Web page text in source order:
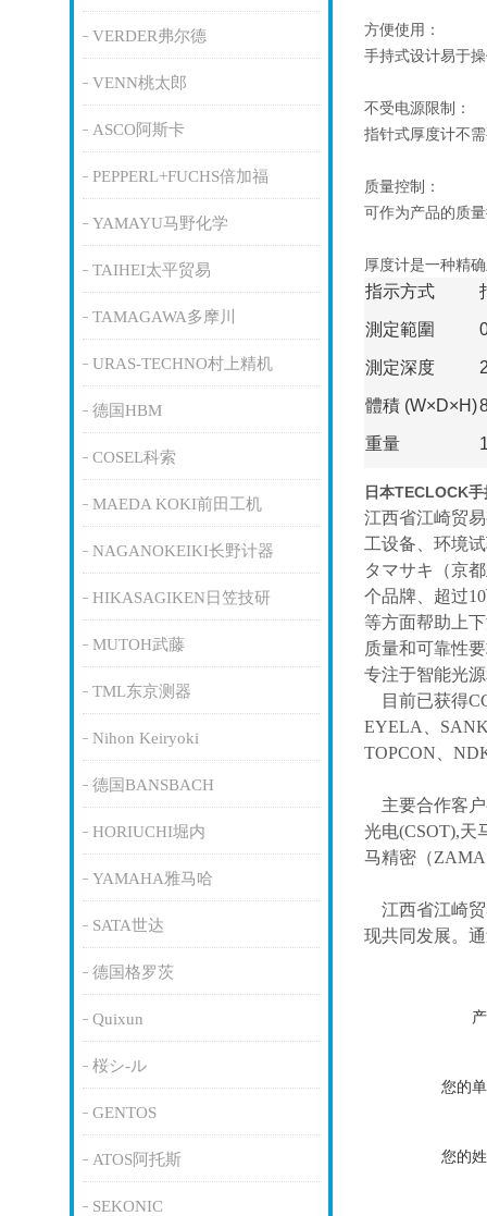
VERDER弗尔德
VENN桃太郎
ASCO阿斯卡
PEPPERL+FUCHS倍加福
YAMAYU马野化学
TAIHEI太平贸易
TAMAGAWA多摩川
URAS-TECHNO村上精机
德国HBM
COSEL科索
MAEDA KOKI前田工机
NAGANOKEIKI长野计器
HIKASAGIKEN日笠技研
MUTOH武藤
TML东京测器
Nihon Keiryoki
德国BANSBACH
HORIUCHI堀内
YAMAHA雅马哈
SATA世达
德国格罗茨
Quixun
桜シ-ル
GENTOS
ATOS阿托斯
SEKONIC
方便使用：
手持式设计易于
不受电源限制：
指针式厚度计不
质量控制：
可作为产品的质
厚度计是一种精
指示方式
測定範圍
測定深度
體積 (W×D×H)
重量
日本TECLOCK
江西省江崎贸
工设备、环境
タマサキ（京
个品牌、超过
等方面帮助上
质量和可靠性
专注于智能光
目前已获得
EYELA、
TOPCON、
主要合作客
光电(CSOT),天
马精密（
江西省江崎
现共同发展。
您的
您的